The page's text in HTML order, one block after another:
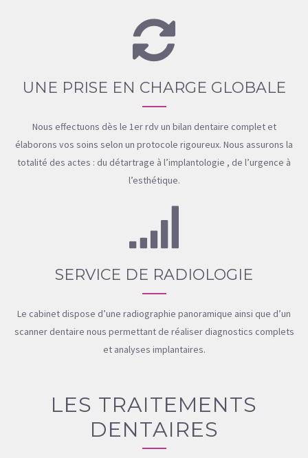
UNE PRISE EN CHARGE GLOBALE
Nous effectuons dès le 1er rdv un bilan dentaire complet et
élaborons vos soins selon un protocole rigoureux. Nous assurons la
totalité des actes : du détartrage à l’implantologie , de l’urgence à
l’esthétique.
SERVICE DE RADIOLOGIE
Le cabinet dispose d’une radiographie panoramique ainsi que d’un
scanner dentaire nous permettant de réaliser diagnostics complets
et analyses implantaires.
LES TRAITEMENTS
DENTAIRES